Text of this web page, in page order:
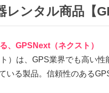
3日
住所
かな
レンタル商品【
、GPSNext（ネクスト）
）は、GPS業界でも高い
いる製品。信頼性のある